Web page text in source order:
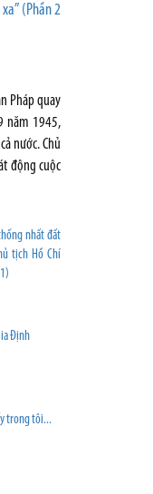
(Phần 2
Pháp quay
năm 1945,
nước. Chủ
động cuộc
nhất đất
tịch Hồ Chí
Định
trong tôi...